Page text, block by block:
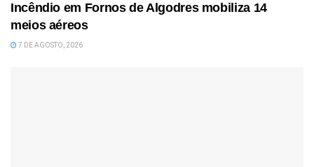
Incêndio em Fornos de Algodres mobiliza 14
meios aéreos
7 DE AGOSTO, 2026